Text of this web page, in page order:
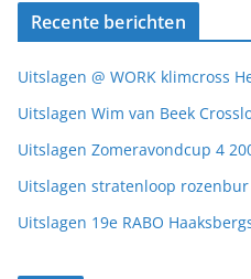
Recente berichten
Uitslagen @ WORK klimcross
Uitslagen Wim van Beek
Uitslagen Zomeravondcup 4
Uitslagen stratenloop rozenbur
Uitslagen 19e RABO